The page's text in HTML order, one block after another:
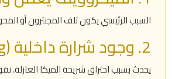
السبب الرئيسي يكون تلف المجنترون أو
2. وجود شرارة داخلية (Arcing)
يحدث بسبب احتراق شريحة الميكا العازلة.